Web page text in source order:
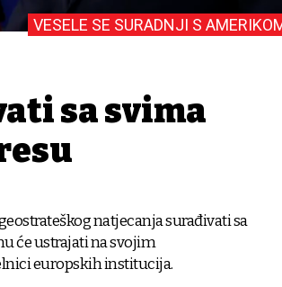
VESELE SE SURADNJI S
sa svima
natjecanja surađivati sa
će ustrajati na svojim
europskih institucija.